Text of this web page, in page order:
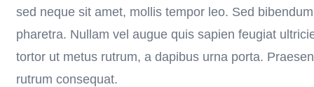
sed neque sit amet, mollis tempor leo. Sed
pharetra. Nullam vel augue quis sapien feugiat
tortor ut metus rutrum, a dapibus urna porta.
rutrum consequat.